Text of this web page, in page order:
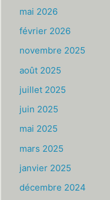
mai 2026
février 2026
novembre 2025
août 2025
juillet 2025
juin 2025
mai 2025
mars 2025
janvier 2025
décembre 2024